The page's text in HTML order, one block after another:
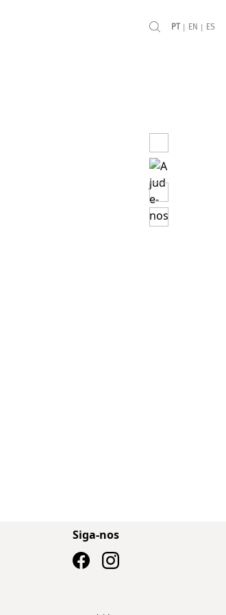
PT | EN | ES
Siga-nos